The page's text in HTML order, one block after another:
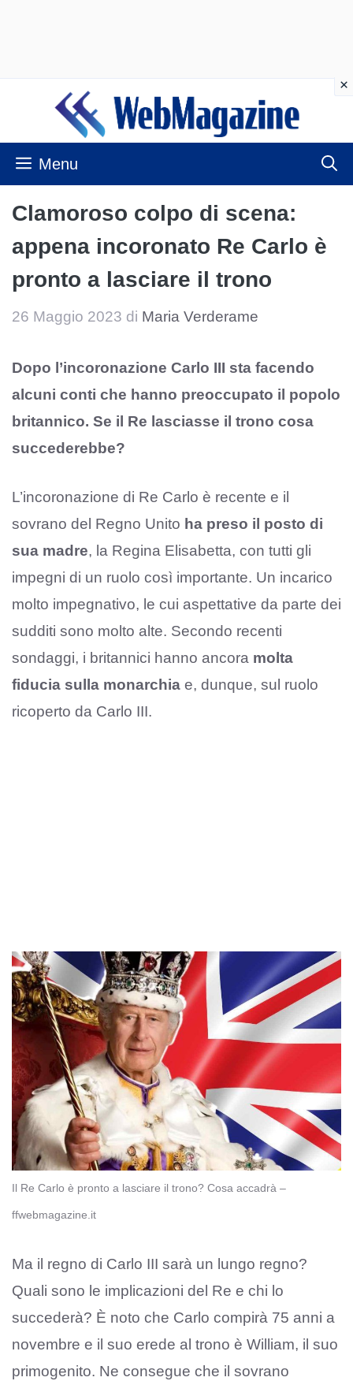
contenuto
Menu
Clamoroso colpo di scena:
appena incoronato Re Carlo è
pronto a lasciare il trono
26 Maggio 2023 di Maria Verderame
Dopo l’incoronazione Carlo III sta facendo
alcuni conti che hanno preoccupato il popolo
britannico. Se il Re lasciasse il trono cosa
succederebbe?
L’incoronazione di Re Carlo è recente e il
sovrano del Regno Unito ha preso il posto di
sua madre, la Regina Elisabetta, con tutti gli
impegni di un ruolo così importante. Un incarico
molto impegnativo, le cui aspettative da parte dei
sudditi sono molto alte. Secondo recenti
sondaggi, i britannici hanno ancora molta
fiducia sulla monarchia e, dunque, sul ruolo
ricoperto da Carlo III.
Il Re Carlo è pronto a lasciare il trono? Cosa accadrà –
ffwebmagazine.it
Ma il regno di Carlo III sarà un lungo regno?
Quali sono le implicazioni del Re e chi lo
succederà? È noto che Carlo compirà 75 anni a
novembre e il suo erede al trono è William, il suo
primogenito. Ne consegue che il sovrano